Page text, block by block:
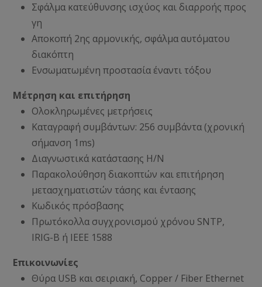
Σφάλμα κατεύθυνσης ισχύος και διαρροής προς
γη
Αποκοπή 2ης αρμονικής, σφάλμα αυτόματου
διακόπτη
Ενσωματωμένη προστασία έναντι τόξου
Μέτρηση και επιτήρηση
Ολοκληρωμένες μετρήσεις
Καταγραφή συμβάντων: 256 συμβάντα (χρονική
σήμανση 1ms)
Διαγνωστικά κατάστασης Η/Ν
Παρακολούθηση διακοπτών και επιτήρηση
μετασχηματιστών τάσης και έντασης
Κωδικός πρόσβασης
Πρωτόκολλα συγχρονισμού χρόνου SNTP,
IRIG-B ή IEEE 1588
Επικοινωνίες
Θύρα USB και σειριακή, Copper / Fiber Ethernet